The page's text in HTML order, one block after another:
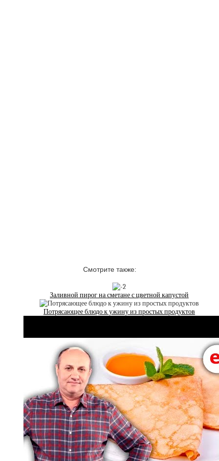
Смотрите также:
Заливной пирог на сметане с цветной капустой
Потрясающее блюдо к ужину из простых продуктов